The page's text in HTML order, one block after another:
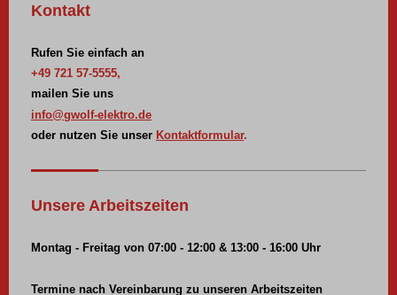
Kontakt
Rufen Sie einfach an
+49 721 57-5555,
mailen Sie uns
info@gwolf-elektro.de
oder nutzen Sie unser Kontaktformular.
Unsere Arbeitszeiten
Montag - Freitag von 07:00 - 12:00 & 13:00 - 16:00 Uhr
Termine nach Vereinbarung zu unseren Arbeitszeiten